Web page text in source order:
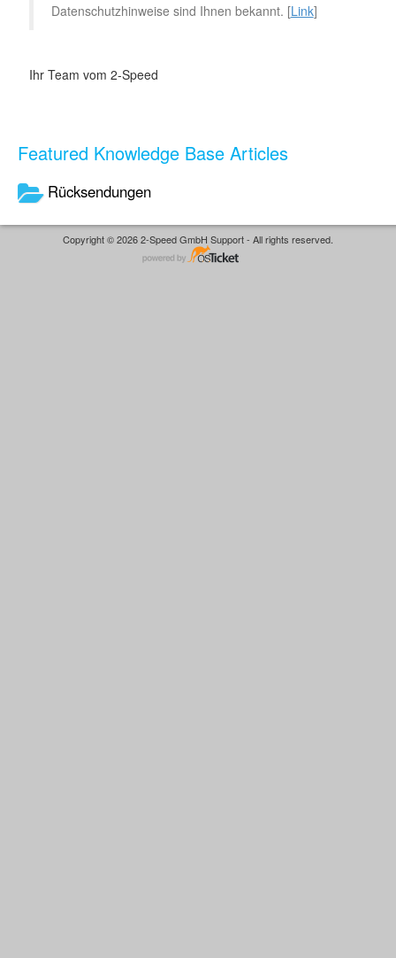
Datenschutzhinweise sind Ihnen bekannt. [Link]
Ihr Team vom 2-Speed
Featured Knowledge Base Articles
Rücksendungen
Copyright © 2026 2-Speed GmbH Support - All rights reserved.